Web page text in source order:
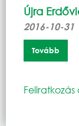
Újra
2016-10-31
Tovább